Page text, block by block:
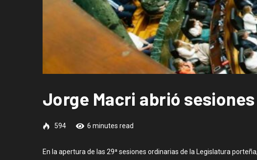
Jorge Macri abrió
594 6 minutes read
En la apertura de las 29ª sesiones ordinarias de la Legislatura